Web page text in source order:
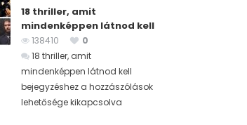
18 thriller, amit
mindenképpen látnod kell
138410
0
18 thriller, amit
mindenképpen látnod kell
bejegyzéshez a hozzászólások
lehetősége kikapcsolva